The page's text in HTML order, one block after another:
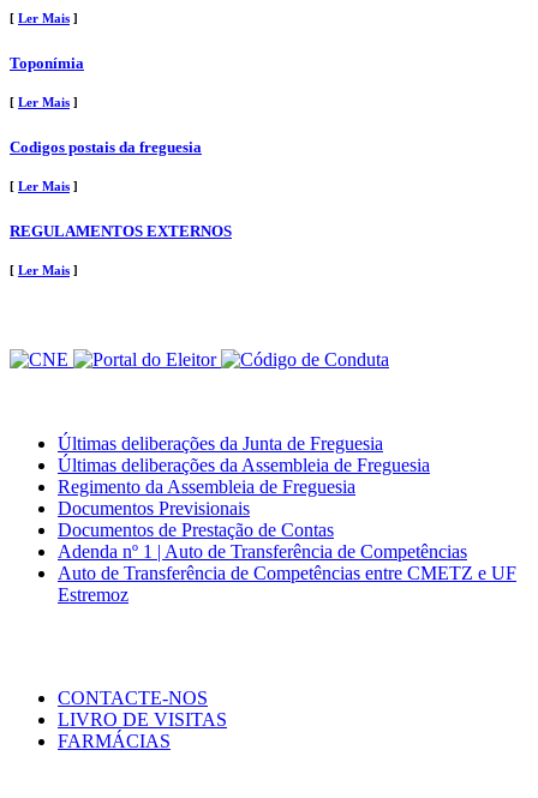
[ Ler Mais ]
Toponímia
[ Ler Mais ]
Codigos postais da freguesia
[ Ler Mais ]
REGULAMENTOS EXTERNOS
[ Ler Mais ]
Últimas deliberações da Junta de Freguesia
Últimas deliberações da Assembleia de Freguesia
Regimento da Assembleia de Freguesia
Documentos Previsionais
Documentos de Prestação de Contas
Adenda nº 1 | Auto de Transferência de Competências
Auto de Transferência de Competências entre CMETZ e UF
Estremoz
CONTACTE-NOS
LIVRO DE VISITAS
FARMÁCIAS